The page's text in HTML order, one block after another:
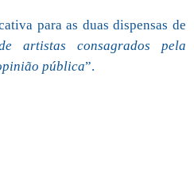
para as duas dispensas de
artistas consagrados pela
pública”.